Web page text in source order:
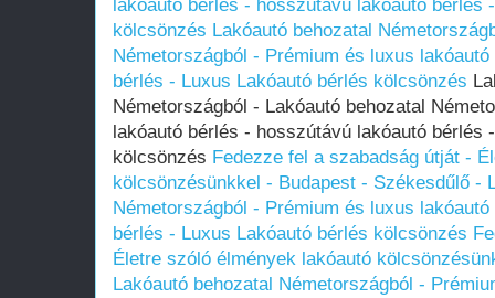
lakóautó bérlés - hosszútávú lakóautó bérlés
kölcsönzés Lakóautó behozatal
Németországból - Prémium és luxus
bérlés - Luxus Lakóautó bérlés kölcsönzés
Németországból - Lakóautó behozatal
lakóautó bérlés - hosszútávú lakóautó bérlés
kölcsönzés Fedezze fel a szabadság útját -
kölcsönzésünkkel - Budapest - Székesdűlő -
Németországból - Prémium és luxus
bérlés - Luxus Lakóautó bérlés kölcsönzés
Életre szóló élmények lakóautó
Lakóautó behozatal Németországból -